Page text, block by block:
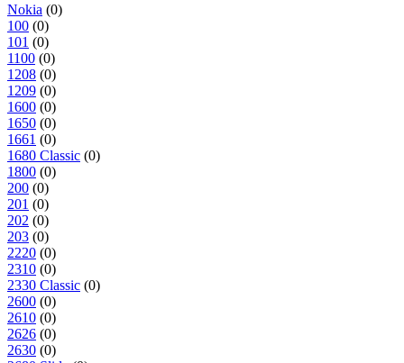
Nokia (0)
100 (0)
101 (0)
1100 (0)
1208 (0)
1209 (0)
1600 (0)
1650 (0)
1661 (0)
1680 Classic (0)
1800 (0)
200 (0)
201 (0)
202 (0)
203 (0)
2220 (0)
2310 (0)
2330 Classic (0)
2600 (0)
2610 (0)
2626 (0)
2630 (0)